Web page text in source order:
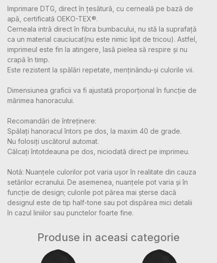
Imprimare DTG, direct în țesătură, cu cerneală pe bază de
apă, certificată OEKO-TEX®.
Cerneala intră direct în fibra bumbacului, nu stă la suprafață
ca un material cauciucat(nu este nimic lipit de tricou). Astfel,
imprimeul este fin la atingere, lasă pielea să respire și nu
crapă în timp.
Este rezistent la spălări repetate, menținându-și culorile vii.
Dimensiunea graficii va fi ajustată proporțional în funcție de
mărimea hanoracului.
Recomandări de întreținere:
Spălați hanoracul întors pe dos, la maxim 40 de grade.
Nu folosiți uscătorul automat.
Călcați întotdeauna pe dos, niciodată direct pe imprimeu.
Notă: Nuanțele culorilor pot varia ușor în realitate din cauza
setărilor ecranului. De asemenea, nuanțele pot varia și în
funcție de design; culorile pot părea mai șterse dacă
designul este de tip half-tone sau pot dispărea mici detalii
în cazul liniilor sau punctelor foarte fine.
Produse in aceasi categorie